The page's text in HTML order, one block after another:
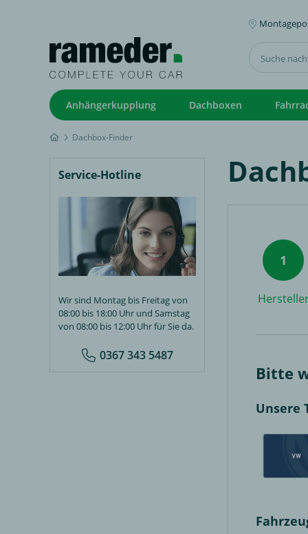
Anhängerkupplung Dachboxen
Dachbox-Finder
Service-Hotline
Wir sind Montag bis Freitag von
08:00 bis 18:00 Uhr und Samstag
von 08:00 bis 12:00 Uhr für Sie da.
0367 343 5487
Bitte
Unsere